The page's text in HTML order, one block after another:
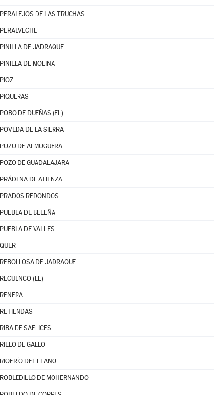
PERALEJOS DE LAS TRUCHAS
PERALVECHE
PINILLA DE JADRAQUE
PINILLA DE MOLINA
PIOZ
PIQUERAS
POBO DE DUEÑAS (EL)
POVEDA DE LA SIERRA
POZO DE ALMOGUERA
POZO DE GUADALAJARA
PRÁDENA DE ATIENZA
PRADOS REDONDOS
PUEBLA DE BELEÑA
PUEBLA DE VALLES
QUER
REBOLLOSA DE JADRAQUE
RECUENCO (EL)
RENERA
RETIENDAS
RIBA DE SAELICES
RILLO DE GALLO
RIOFRÍO DEL LLANO
ROBLEDILLO DE MOHERNANDO